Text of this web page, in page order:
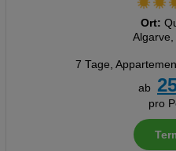
Ort:
Algarve,
7 Tage,
ab
pro